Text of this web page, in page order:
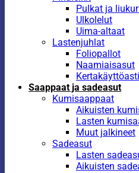
Pulkat ja
Ulkolelut
Uima-altaat
Lastenjuhlat
Foliopallot
Naamiaisasut
Saappaat ja sadeasut
Kumisaappaat
Aikuisten
Lasten
Muut jalkineet
Sadeasut
Lasten
Aikuisten